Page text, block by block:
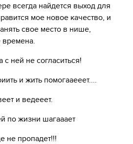
всегда найдется выход для
мое новое качество, и
свое место в нише,
времена.
с ней не согласиться!
и жить помогааееет....
и ведееет.
по жизни шагааает
не пропадет!!!